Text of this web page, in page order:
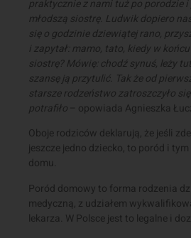
praktycznie z nami tuż po porodzie
młodszą siostrę. Ludwik dopiero
się o godzinie dziewiątej rano,
i zapytał: mamo, tato, kiedy w
siostrę? Mówię: chodź synuś, leży
szansę ją przytulić. Tak że od
starsze rodzeństwo zatroszczyło
potrafiło – opowiada Agnieszka
Oboje rodziców deklarują, że jeśli
jeszcze jedno dziecko, to poród i
domu.
Poród domowy to forma rodzenia
medyczną, z udziałem
lekarza. W Polsce jest to legalne i